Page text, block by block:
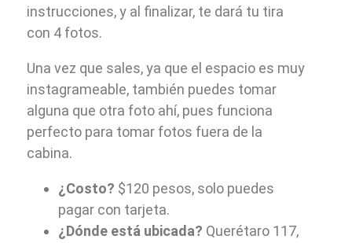
instrucciones, y al finalizar, te dará tu tira
con 4 fotos.
Una vez que sales, ya que el espacio es muy
instagrameable, también puedes tomar
alguna que otra foto ahí, pues funciona
perfecto para tomar fotos fuera de la
cabina.
¿Costo? $120 pesos, solo puedes
pagar con tarjeta.
¿Dónde está ubicada? Querétaro 117,